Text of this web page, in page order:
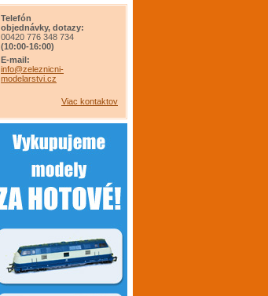
Telefón
objednávky, dotazy:
00420 776 348 734
(10:00-16:00)
E-mail:
info@zeleznicni-
modelarstvi.cz
Viac kontaktov